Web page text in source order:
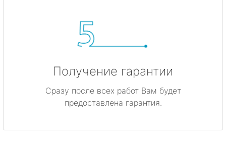
Получение гарантии
Сразу после всех работ Вам будет
предоставлена гарантия.